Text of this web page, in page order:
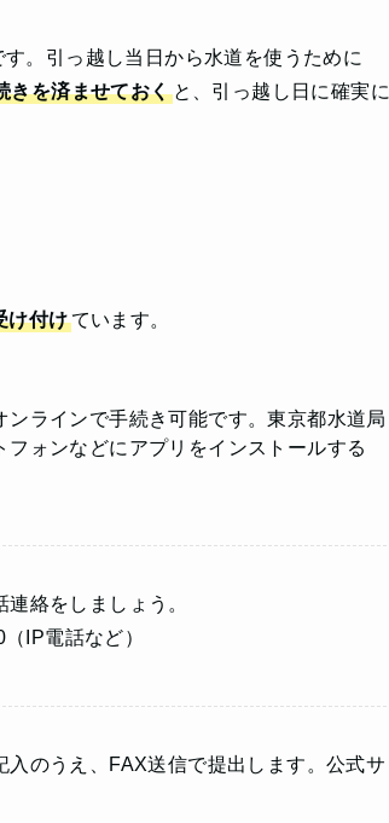
。引っ越し当日から水道を使うために
きを済ませておくと、引っ越し日に確実に
け付けています。
ラインで手続き可能です。東京都水道局
ォンなどにアプリをインストールする
絡をしましょう。
IP電話など）
のうえ、FAX送信で提出します。公式サ